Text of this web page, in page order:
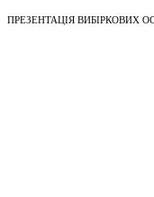
ПРЕЗЕНТАЦІЯ ВИБІРКОВИХ